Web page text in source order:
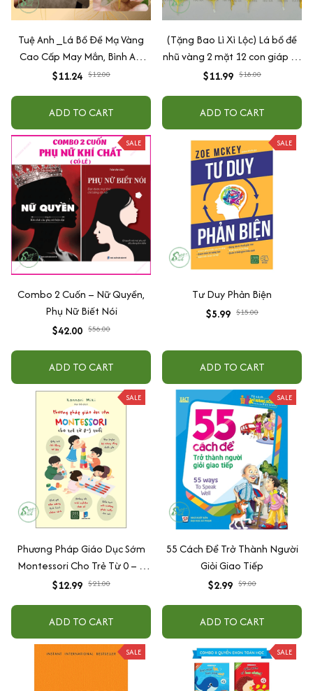
Tuệ Anh _Lá Bồ Đề Mạ Vàng
Cao Cấp May Mắn, Bình An,
Chiêu Tài Lộc
$11.24 $12.00
ADD TO CART
(Tặng Bao Lì Xì Lộc) Lá bồ đề
nhũ vàng 2 mặt 12 con giáp và
phật bản mệnh, để ốp lưng
quang
$11.99 $18.00
ADD TO CART
SALE
Combo 2 Cuốn – Nữ Quyền,
Phụ Nữ Biết Nói
$42.00 $56.00
ADD TO CART
SALE
Tư Duy Phản Biện
$5.99 $15.00
ADD TO CART
SALE
Phương Pháp Giáo Dục Sớm
Montessori Cho Trẻ Từ 0 – 3
Tuổi
$12.99 $21.00
ADD TO CART
SALE
55 Cách Để Trở Thành Người
Giỏi Giao Tiếp
$2.99 $9.00
ADD TO CART
SALE SALE